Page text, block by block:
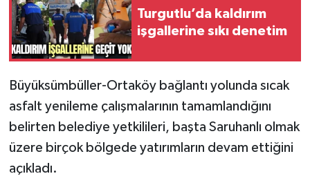
Turgutlu’da kaldırım
işgallerine sıkı denetim
Büyüksümbüller-Ortaköy bağlantı yolunda sıcak
asfalt yenileme çalışmalarının tamamlandığını
belirten belediye yetkilileri, başta Saruhanlı olmak
üzere birçok bölgede yatırımların devam ettiğini
açıkladı.
Video